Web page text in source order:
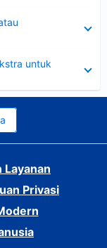
untuk
Layanan
Privasi